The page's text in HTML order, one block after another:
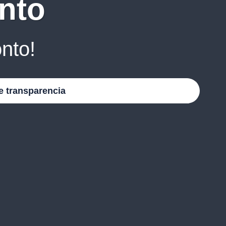
transparencia